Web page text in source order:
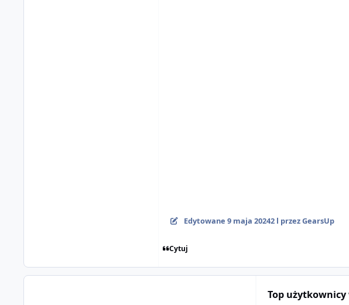
Edytowane 9 maja 20242 l przez GearsUp
Cytuj
Top